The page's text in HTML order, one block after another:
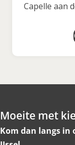
Capelle aan
Moeite met
Kom dan langs in